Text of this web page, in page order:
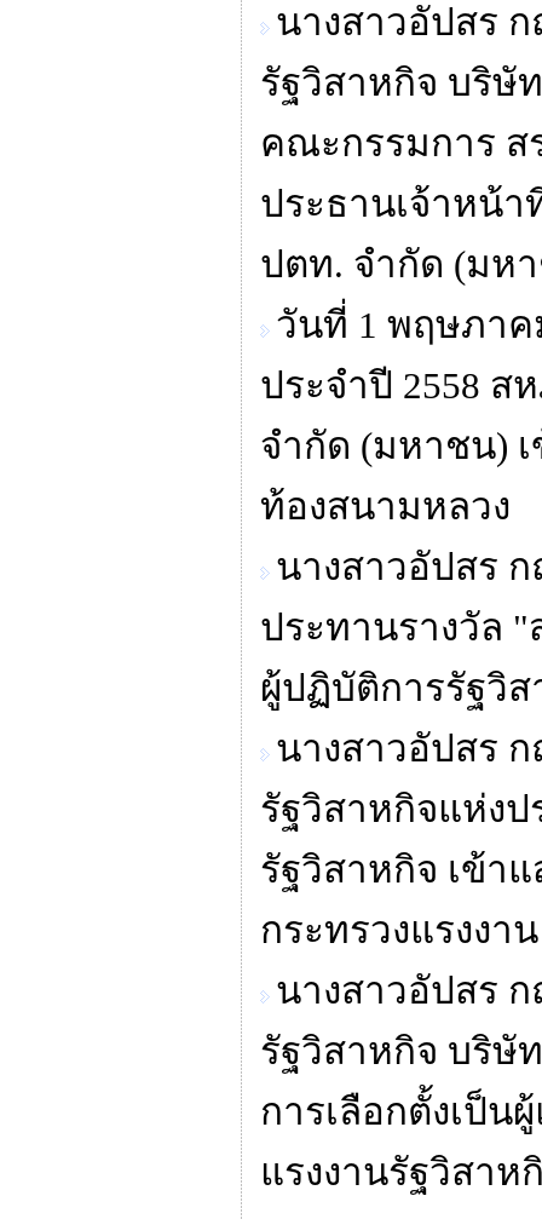
นางสาวอัปสร
รัฐวิสาหกิจ บริษั
คณะกรรมการ
ประธานเจ้าหน้
ปตท. จำกัด (มห
วันที่ 1 พฤษภาค
ประจำปี 2558 ส
จำกัด (มหาชน)
ท้องสนามหลวง
นางสาวอัปสร
ประทานรางวัล "
ผู้ปฏิบัติการรัฐวิ
นางสาวอัปสร
รัฐวิสาหกิจแห่งป
รัฐวิสาหกิจ เข้า
กระทรวงแรงง
นางสาวอัปสร
รัฐวิสาหกิจ บริษั
การเลือกตั้งเป็
แรงงานรัฐวิสา